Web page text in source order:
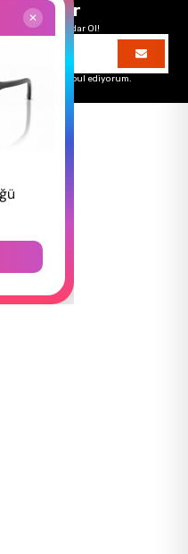
Önce Sen Haberdar Ol!
korunmasını kabul ediyorum.
✕